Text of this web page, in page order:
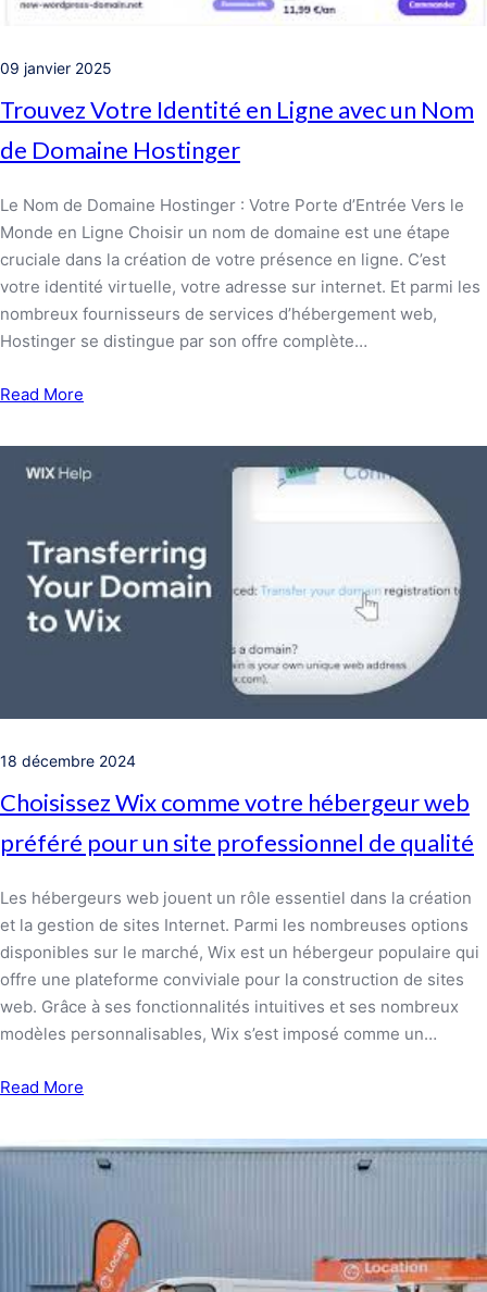
09 janvier 2025
Trouvez Votre Identité en Ligne avec un Nom
de Domaine Hostinger
Le Nom de Domaine Hostinger : Votre Porte d’Entrée Vers le
Monde en Ligne Choisir un nom de domaine est une étape
cruciale dans la création de votre présence en ligne. C’est
votre identité virtuelle, votre adresse sur internet. Et parmi les
nombreux fournisseurs de services d’hébergement web,
Hostinger se distingue par son offre complète…
Read More
18 décembre 2024
Choisissez Wix comme votre hébergeur web
préféré pour un site professionnel de qualité
Les hébergeurs web jouent un rôle essentiel dans la création
et la gestion de sites Internet. Parmi les nombreuses options
disponibles sur le marché, Wix est un hébergeur populaire qui
offre une plateforme conviviale pour la construction de sites
web. Grâce à ses fonctionnalités intuitives et ses nombreux
modèles personnalisables, Wix s’est imposé comme un…
Read More